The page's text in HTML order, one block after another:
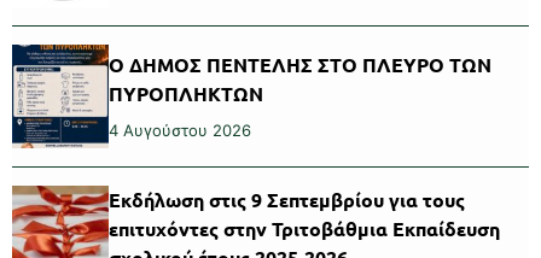
Ο ΔΗΜΟΣ ΠΕΝΤΕΛΗΣ ΣΤΟ ΠΛΕΥΡΟ ΤΩΝ
ΠΥΡΟΠΛΗΚΤΩΝ
4 Αυγούστου 2026
Εκδήλωση στις 9 Σεπτεμβρίου για τους
επιτυχόντες στην Τριτοβάθμια Εκπαίδευση